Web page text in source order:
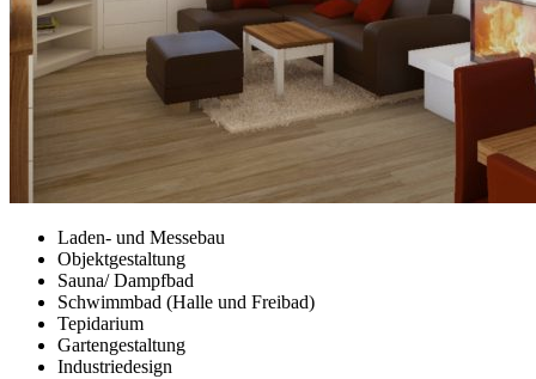
Laden- und Messebau
Objektgestaltung
Sauna/ Dampfbad
Schwimmbad (Halle und Freibad)
Tepidarium
Gartengestaltung
Industriedesign